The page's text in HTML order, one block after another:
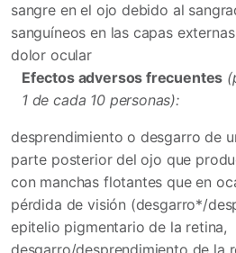
sangre en el ojo debido al
sanguíneos en las capas
dolor ocular
Efectos adversos frecuentes
1 de cada 10 personas):
desprendimiento o desgarro de
parte posterior del ojo que
con manchas flotantes que en
pérdida de visión (desgarro*/
epitelio pigmentario de la retina,
desgarro/desprendimiento de la